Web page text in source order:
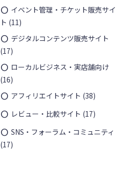
イベント管理・チケット販売サイ
ト (11)
デジタルコンテンツ販売サイト
(17)
ローカルビジネス・実店舗向け
(16)
アフィリエイトサイト (38)
レビュー・比較サイト (17)
SNS・フォーラム・コミュニティ
(17)